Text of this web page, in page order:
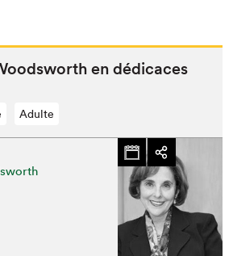
en dédicaces
Adulte